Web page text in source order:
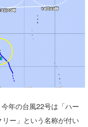
年の台風22号は「ハー
ー」という名称が付い